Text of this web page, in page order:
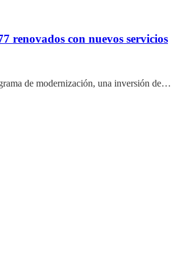
renovados con nuevos servicios
de modernización, una inversión de…